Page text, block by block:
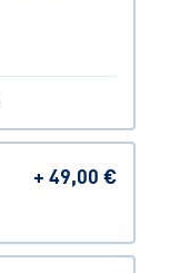
+49,00 €